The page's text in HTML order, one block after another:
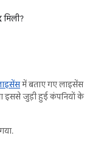
में बताए गए लाइसेंस
इससे जुड़ी हुई कंपनियों के